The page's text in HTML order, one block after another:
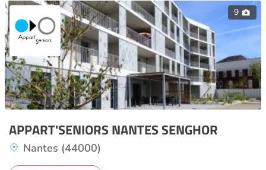
9
APPART'SENIORS NANTES SENGHOR
Nantes (44000)